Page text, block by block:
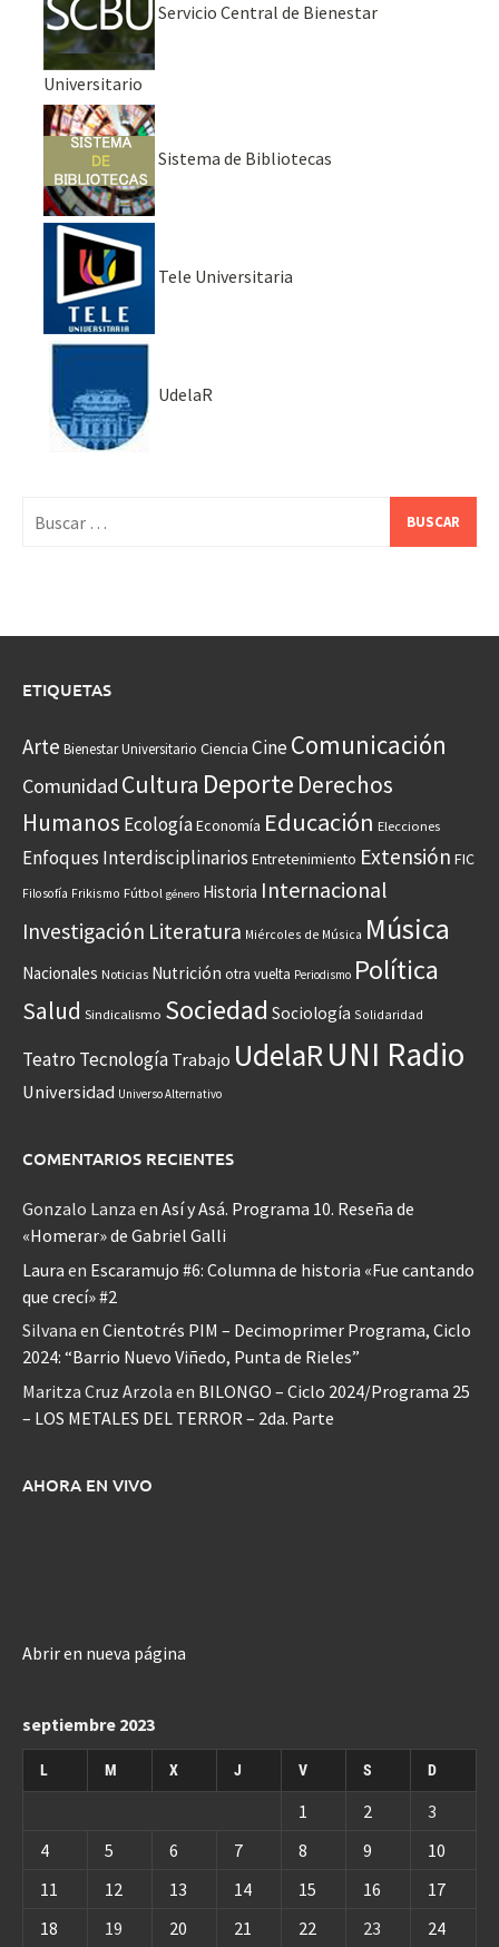
Servicio Central de Bienestar
Universitario
Sistema de Bibliotecas
Tele Universitaria
UdelaR
ETIQUETAS
Arte Bienestar Universitario Ciencia CineComunicación
Comunidad Cultura Deporte Derechos
Humanos EcologíaEconomía Educación Elecciones
Enfoques Interdisciplinarios Entretenimiento Extensión FIC
Filosofía Frikismo Fútbol género Historia Internacional
Investigación Literatura Miércoles de Música Música
Nacionales Noticias Nutrición otra vuelta Periodismo Política
Salud Sindicalismo Sociedad Sociología Solidaridad
Teatro Tecnología Trabajo UdelaRUNI Radio
Universidad Universo Alternativo
COMENTARIOS RECIENTES
Gonzalo Lanza en Así y Asá. Programa 10. Reseña de
«Homerar» de Gabriel Galli
Laura en Escaramujo #6: Columna de historia «Fue cantando
que crecí» #2
Silvana en Cientotrés PIM – Decimoprimer Programa, Ciclo
2024: “Barrio Nuevo Viñedo, Punta de Rieles”
Maritza Cruz Arzola en BILONGO – Ciclo 2024/Programa 25
– LOS METALES DEL TERROR – 2da. Parte
AHORA EN VIVO
Abrir en nueva página
septiembre 2023
L M X J V S D
1 2
3
4
5 6 7 8 9
10
11
12 13 14 15 16
17
18
19 20 21 22 23 24